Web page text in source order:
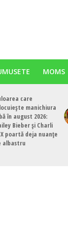
MOMS
care
manichiura
în august 2026:
Bieber și Charli
poartă deja nuanțe
albastru